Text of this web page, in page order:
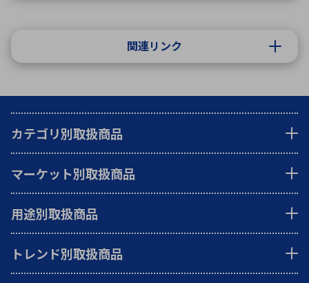
関連リンク
カテゴリ別取扱商品
マーケット別取扱商品
用途別取扱商品
トレンド別取扱商品